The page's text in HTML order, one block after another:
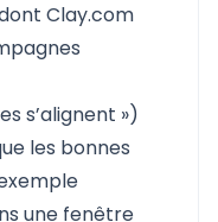
Clay.com
s’alignent »)
les bonnes
une fenêtre